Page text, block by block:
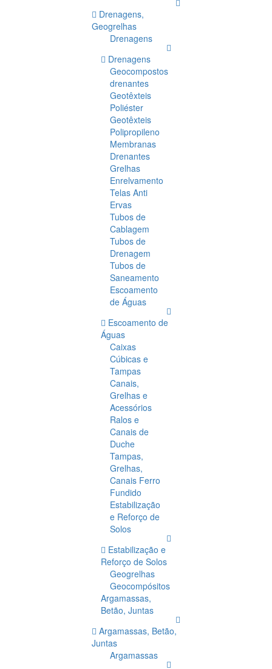
Drenagens,
Geogrelhas
Drenagens
Drenagens
Geocompostos
drenantes
Geotêxteis
Poliéster
Geotêxteis
Polipropileno
Membranas
Drenantes
Grelhas
Enrelvamento
Telas Anti
Ervas
Tubos de
Cablagem
Tubos de
Drenagem
Tubos de
Saneamento
Escoamento
de Águas
Escoamento de
Águas
Caixas
Cúbicas e
Tampas
Canais,
Grelhas e
Acessórios
Ralos e
Canais de
Duche
Tampas,
Grelhas,
Canais Ferro
Fundido
Estabilização
e Reforço de
Solos
Estabilização e
Reforço de Solos
Geogrelhas
Geocompósitos
Argamassas,
Betão, Juntas
Argamassas, Betão,
Juntas
Argamassas